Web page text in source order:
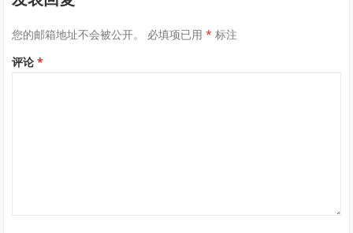
您的邮箱地址不会被公开。 必填项已用* 标注
评论*